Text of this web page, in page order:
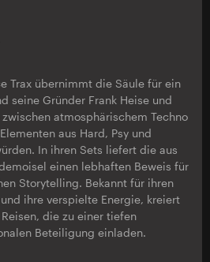
Trax übernimmt die Säule für ein
seine Gründer Frank Heise und
atmosphärischem Techno
aus Hard, Psy und
In ihren Sets liefert die aus
einen lebhaften Beweis für
Storytelling. Bekannt für ihren
ihre verspielte Energie, kreiert
die zu einer tiefen
Beteiligung einladen.